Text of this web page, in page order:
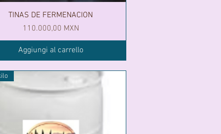
TINAS DE FERMENACION
Prezzo
110.000,00 MXN
Aggiungi al carrello